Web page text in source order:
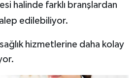
halinde farklı branşlardan
edilebiliyor.
hizmetlerine daha kolay